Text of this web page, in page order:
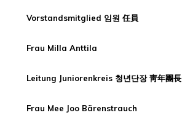
Vorstandsmitglied 임원 任員
Frau Milla Anttila
Leitung Juniorenkreis 청년단장 靑年團長
Frau Mee Joo Bärenstrauch